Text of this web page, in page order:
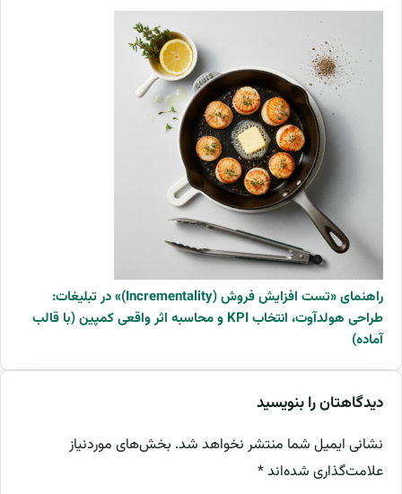
راهنمای «تست افزایش فروش (Incrementality)» در تبلیغات:
طراحی هولدآوت، انتخاب KPI و محاسبه اثر واقعی کمپین (با قالب
آماده)
دیدگاهتان را بنویسید
نشانی ایمیل شما منتشر نخواهد شد. بخش‌های موردنیاز
علامت‌گذاری شده‌اند*